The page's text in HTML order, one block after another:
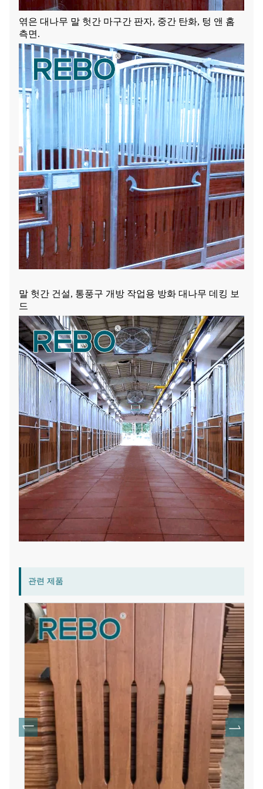
엮은 대나무 말 헛간 마구간 판자, 중간 탄화, 텅 앤 홈
측면.
말 헛간 건설, 통풍구 개방 작업용 방화 대나무 데킹 보
드
관련 제품